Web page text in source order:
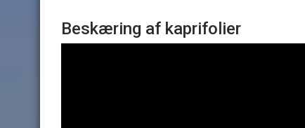
Beskæring af kaprifolier